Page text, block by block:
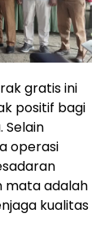
gratis ini
positif bagi
Selain
operasi
mata adalah
kualitas